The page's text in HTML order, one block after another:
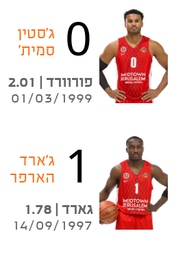
0
ג'סטין
סמית'
פורוורד | 2.01
01/03/1999
1
ג'ארד
הארפר
גארד | 1.78
14/09/1997